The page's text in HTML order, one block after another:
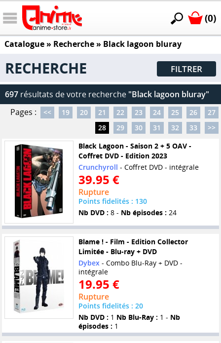
(0)
Catalogue» Recherche » Black lagoon bluray
RECHERCHE FILTRER
697 résultats de votre recherche "Black lagoon bluray"
Pages :
<< 19 20 21 22 23 24 25 26
27
28
29 30 31 32 33
>>
Black Lagoon - Saison 2 + 5 OAV -
Coffret DVD - Edition 2023
Crunchyroll - Coffret DVD - intégrale
39.95 €
Rupture
Points fidelités : 130
Nb DVD : 8 - Nb épisodes : 24
Blame ! - Film - Edition Collector
Limitée - Blu-ray + DVD
Dybex - Combo Blu-Ray + DVD -
intégrale
19.95 €
Rupture
Points fidelités : 20
Nb DVD : 1 Nb Blu-Ray : 1 - Nb
épisodes : 1